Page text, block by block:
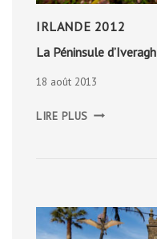
IRLANDE 2012
La Péninsule d’Iveragh
18 août 2013
LIRE PLUS PÉNINSULE